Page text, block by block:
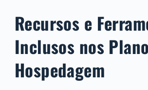
Recursos e
Inclusos nos
Hospedagem